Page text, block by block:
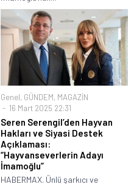
Genel, GÜNDEM, MAGAZİN
16 Mart 2025 22:31
Seren Serengil’den Hayvan
Hakları ve Siyasi Destek
Açıklaması:
“Hayvanseverlerin Adayı
İmamoğlu”
HABERMAX. Ünlü şarkıcı ve